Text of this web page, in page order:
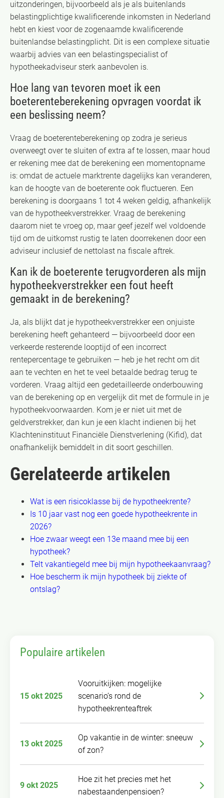
uitzonderingen, bijvoorbeeld als je als buitenlands
belastingplichtige kwalificerende inkomsten in Nederland
hebt en kiest voor de zogenaamde kwalificerende
buitenlandse belastingplicht. Dit is een complexe situatie
waarbij advies van een belastingspecialist of
hypotheekadviseur sterk aanbevolen is.
Hoe lang van tevoren moet ik een
boeterenteberekening opvragen voordat ik
een beslissing neem?
Vraag de boeterenteberekening op zodra je serieus
overweegt over te sluiten of extra af te lossen, maar houd
er rekening mee dat de berekening een momentopname
is: omdat de actuele marktrente dagelijks kan veranderen,
kan de hoogte van de boeterente ook fluctueren. Een
berekening is doorgaans 1 tot 4 weken geldig, afhankelijk
van de hypotheekverstrekker. Vraag de berekening
daarom niet te vroeg op, maar geef jezelf wel voldoende
tijd om de uitkomst rustig te laten doorrekenen door een
adviseur inclusief de nettolast na fiscale aftrek.
Kan ik de boeterente terugvorderen als mijn
hypotheekverstrekker een fout heeft
gemaakt in de berekening?
Ja, als blijkt dat je hypotheekverstrekker een onjuiste
berekening heeft gehanteerd — bijvoorbeeld door een
verkeerde resterende looptijd of een incorrect
rentepercentage te gebruiken — heb je het recht om dit
aan te vechten en het te veel betaalde bedrag terug te
vorderen. Vraag altijd een gedetailleerde onderbouwing
van de berekening op en vergelijk dit met de formule in je
hypotheekvoorwaarden. Kom je er niet uit met de
geldverstrekker, dan kun je een klacht indienen bij het
Klachteninstituut Financiële Dienstverlening (Kifid), dat
onafhankelijk bemiddelt in dit soort geschillen.
Gerelateerde artikelen
Wat is een risicoklasse bij de hypotheekrente?
Is 10 jaar vast nog een goede hypotheekrente in
2026?
Hoe zwaar weegt een 13e maand mee bij een
hypotheek?
Telt vakantiegeld mee bij mijn hypotheekaanvraag?
Hoe bescherm ik mijn hypotheek bij ziekte of
ontslag?
Populaire artikelen
15 okt 2025
Vooruitkijken: mogelijke
scenario’s rond de
hypotheekrenteaftrek
13 okt 2025
Op vakantie in de winter: sneeuw
of zon?
9 okt 2025
Hoe zit het precies met het
nabestaandenpensioen?